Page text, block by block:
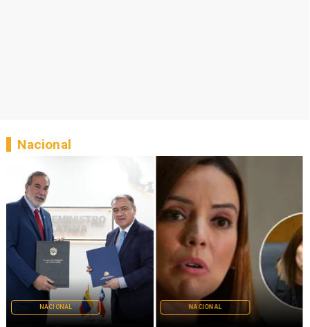
NACIONAL NACIONAL
Nacional